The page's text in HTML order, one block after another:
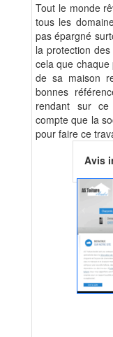
Tout le monde
tous les
pas épargné
la protection
cela que
de sa maison
bonnes
rendant sur
compte que la
pour faire ce
Avis